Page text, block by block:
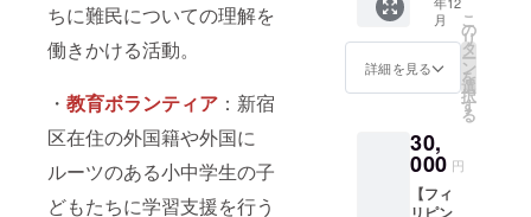
ちに難民についての理解を
働きかける活動。
・ 教育ボランティア ：新宿
区在住の外国籍や外国に
ルーツのある小中学生の子
どもたちに学習⽀援を⾏う
現地の
子ども
たちの
笑顔と
えたお
手紙を
します
デザイ
ンと色
はひと
つを予
定して
次第更
新いた
しま
す。
月
詳細を見る
こ
の
リ
タ
ー
ン
を
選
択
す
る
30,
000 円
【フィ
リピン